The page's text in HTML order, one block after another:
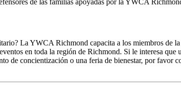
La YWCA Richmond capacita a los miembros de
en toda la región de Richmond. Si le interesa que
de concientización o una feria de bienestar, por favor